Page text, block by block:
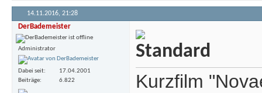
14.11.2016, 21:28
DerBademeister
Administrator
Dabei seit
17.04.2001
Beiträge
6.822 Kurzfilm